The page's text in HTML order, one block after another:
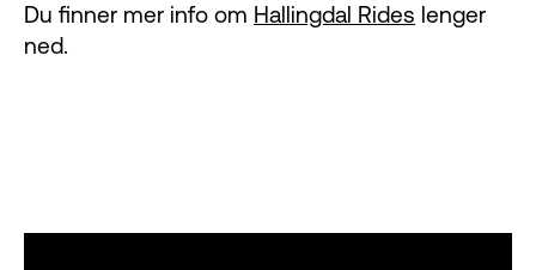
Du finner mer info om Hallingdal Rides lenger
ned.